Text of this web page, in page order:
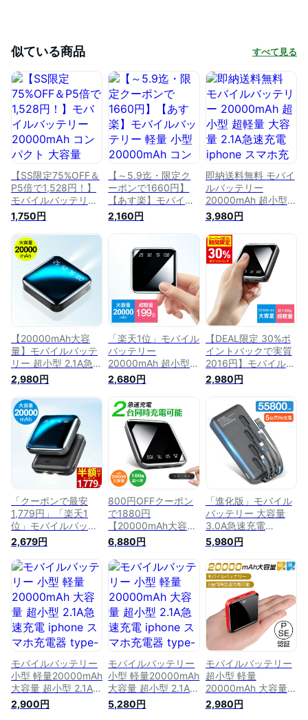
似ている商品 すべて見る
【SS限定75%OFF＆
P5倍で1,528円！】
モバイルバッテリー
20000mAh コンパク
ト 大容量 2.1A急速充
電 iPhone15
iPhone16 スマホ充
電器 type-c タイプc
蓄電 より増量 コン
パクト 軽量 残量表
示 懐中電灯 便利グ
ッズ 旅行 出張 停電
対策 台風 地震 災害
防災グッズ
iPhone/Android
1,750円
【～5.9迄・限定ク
ーポンで1660円】
【あす楽】モバイル
バッテリー 軽量 小
型 20000mAh コン
速充電 iphone スマ
ホ充電器 type-c タ
イプc蓄電 より増量
コンパクト 軽量 残
量表示 懐中電灯 便
利グッズ 旅行 出張
停電対策 台風 地震
災害 防災グッズ
2,160円
即納送料無料 モバイ
ルバッテリー
20000mAh 超小型
超軽量 大容量 2.1A急
速充電 iphone スマ
ホ充電器 type-c
10000mAh より増量
コンパクト 残量表示
懐中電灯 旅行 出張
停電対策 台風 地震
災害 防災グッズ
iPhone/Android各種
対応 ピンク パープ
ル ホワイト ブラッ
ク
3,980円
【20000mAh大容
量】モバイルバッテ
リー 超小型 2.1A急速
充電 iphone スマホ
充電器 type-c タイ
プc蓄電 10000mAh
より増 コンパクト
軽量 便利グッズ 旅
行 出張 停電対策 台
風 地震 災害 防災グ
ッズ iPhone/Android
各種対応
2,980円
「楽天1位」モバイル
バッテリー
20000mAh 超小型
大容量 2.1A急速充電
iphone スマホ充電器
type-c タイプc蓄電
10000mAh より増量
コンパクト 軽量 便
利グッズ 旅行 出張
停電対策 台風 地震
災害 防災グッズ
iPhone/Android各種
対応 2025
2,680円
【DEAL限定 30%ポ
イントバックで実質
2016円】モバイルバ
ッテリー 20000mAh
大容量 超小型 2.1A急
速充電 iphone スマ
ホ充電器 type-c タ
イプc蓄電 コンパク
ト 10000mAh より
増量 軽量 便利グッ
ズ 防災グッズ 旅行
出張 停電対策 台風
iPhone/Android各種
対応
2,980円
「クーポンで最安
1,779円」「楽天1
位」モバイルバッテ
リー 20000mAh 超
小型 大容量 2.1A急速
充電 iphone スマホ
充電器 type-c タイ
プc蓄電 コンパクト
軽量 10000mAh よ
り増量 便利グッズ
旅行 出張 停電対策
台風 地震 災害 防災
グッズ
iPhone/Android各種
対応
2,679円
800円OFFクーポン
で1880円
【20000mAh大容
量】モバイルバッテ
リー 超小型 2.1A急速
充電 iphone スマホ
充電器 type-c タイ
プc蓄電 10000mAh
より増 コンパクト
軽量 便利グッズ 旅
行 出張 停電対策 台
風 地震 災害 防災グ
ッズ iPhone/Android
各種対応
6,880円
「進化版」モバイル
バッテリー 大容量
3.0A急速充電
55800mAh ケーブ
ル内蔵 type-c スマ
ホ充電器 タイプc対
応 残量表示
20000mAh より増量
懐中電灯 便利グッズ
出張 旅行 停電対策
防災グッズ
iPhone/Android対応
2023
5,980円
モバイルバッテリー
小型 軽量20000mAh
大容量 超小型 2.1A急
速充電 iphone スマ
ホ充電器 type-c タ
2,900円
モバイルバッテリー
小型 軽量20000mAh
大容量 超小型 2.1A急
速充電 iphone スマ
ホ充電器 type-c タ
5,280円
モバイルバッテリー
超小型 軽量
20000mAh 大容量
PSE認証 残量表示
2.1A 急速充電 type-
2,980円